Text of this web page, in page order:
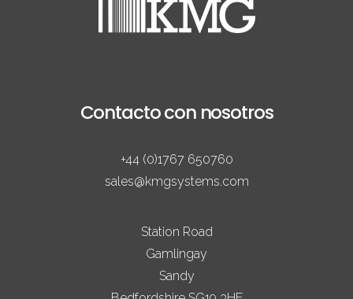
Contacto con nosotros
+44 (0)1767 650760
sales@kmgsystems.com
Station Road
Gamlingay
Sandy